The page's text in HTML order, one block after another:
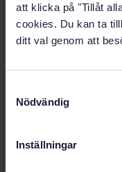
att klicka på "Tillåt
cookies. Du kan ta
ditt val genom att
Nödvändig
Inställningar
International
participation